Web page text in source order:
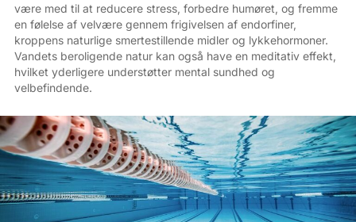
være med til at reducere stress, forbedre humøret, og fremme
en følelse af velvære gennem frigivelsen af endorfiner,
kroppens naturlige smertestillende midler og lykkehormoner.
Vandets beroligende natur kan også have en meditativ effekt,
hvilket yderligere understøtter mental sundhed og
velbefindende.